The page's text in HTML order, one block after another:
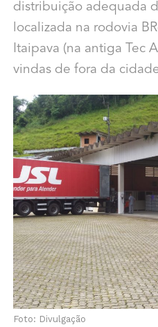
distribuição adequada
localizada na rodovia
Itaipava (na antiga Tec
vindas de fora da
Foto: Divulgação